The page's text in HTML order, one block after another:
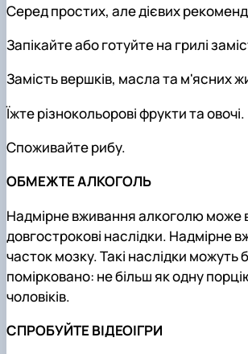
Серед простих, але дієвих
Запікайте або готуйте на грилі
Замість вершків, масла та м'ясних
Їжте різнокольорові фрукти та овочі.
Споживайте рибу.
ОБМЕЖТЕ АЛКОГОЛЬ
Надмірне вживання алкоголю може
довгострокові наслідки.
часток мозку. Такі наслідки
помірковано: не більш як одну
чоловіків.
СПРОБУЙТЕ ВІДЕОІГРИ